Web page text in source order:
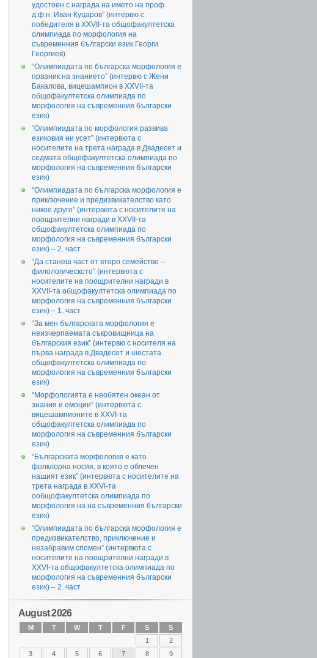
удостоен с награда на името на проф.
д.ф.н. Иван Куцаров” (интервю с
победителя в XXVII-та общофакултетска
олимпиада по морфология на
съвременния български език Георги
Георгиев)
“Олимпиадата по българска морфология е
празник на знанието” (интервю с Жени
Бакалова, вицешампион в XXVII-та
общофакултетска олимпиада по
морфология на съвременния български
език)
“Олимпиадата по морфология развива
езиковия ни усет” (интервюта с
носителите на трета награда в Двадесет и
седмата общофакултетска олимпиада по
морфология на съвременния български
език)
“Олимпиадата по българска морфология е
приключение и предизвикателство като
никое друго” (интервюта с носителите на
поощрителни награди в XXVII-та
общофакултетска олимпиада по
морфология на съвременния български
език) – 2. част
“Да станеш част от второ семейство –
филологическото” (интервюта с
носителите на поощрителни награди в
XXVII-та общофакултетска олимпиада по
морфология на съвременния български
език) – 1. част
“За мен българската морфология е
неизчерпаемата съкровищница на
българския език” (интервю с носителя на
първа награда в Двадесет и шестата
общофакултетска олимпиада по
морфология на съвременния български
език)
“Морфологията е необятен океан от
знания и емоции” (интервюта с
вицешампионите в XXVI-та
общофакултетска олимпиада по
морфология на съвременния български
език)
“Българската морфология е като
фолклорна носия, в която е облечен
нашият език” (интервюта с носителите на
трета награда в XXVI-та
ообщофакултетска олимпиада по
морфология на на съвременния български
език)
“Олимпиадата по българска морфология е
предизвикателство, приключение и
незабравим спомен” (интервюта с
носителите на поощрителни награди в
XXVI-та общофакултетска олимпиада по
морфология на съвременния български
език) – 2. част
August 2026
M T W T F S
S
1
2
3
4 5 6 7 8
9